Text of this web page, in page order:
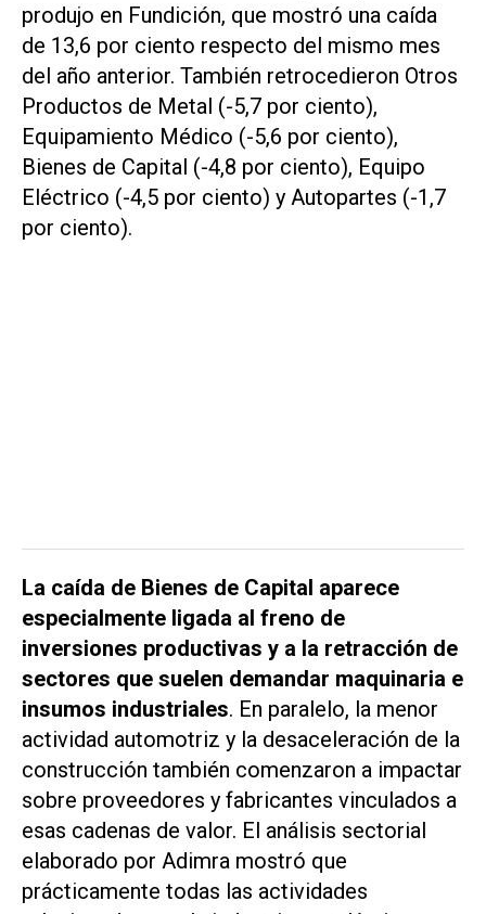
produjo en Fundición, que mostró una caída
de 13,6 por ciento respecto del mismo mes
del año anterior. También retrocedieron Otros
Productos de Metal (-5,7 por ciento),
Equipamiento Médico (-5,6 por ciento),
Bienes de Capital (-4,8 por ciento), Equipo
Eléctrico (-4,5 por ciento) y Autopartes (-1,7
por ciento).
La caída de Bienes de Capital aparece
especialmente ligada al freno de
inversiones productivas y a la retracción de
sectores que suelen demandar maquinaria e
insumos industriales. En paralelo, la menor
actividad automotriz y la desaceleración de la
construcción también comenzaron a impactar
sobre proveedores y fabricantes vinculados a
esas cadenas de valor. El análisis sectorial
elaborado por Adimra mostró que
prácticamente todas las actividades